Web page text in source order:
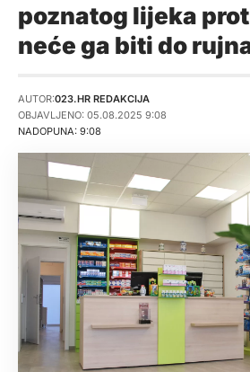
poznatog lijeka
neće ga biti do
NADOPUNA: 9:08
AUTOR:023.HR REDAKCIJA
OBJAVLJENO: 05.08.2025 9:08